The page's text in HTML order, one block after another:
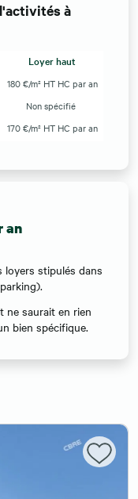
à
Loyer haut
180 €/m² HT HC par an
Non spécifié
170 €/m² HT HC par an
an
stipulés dans
ne saurait en rien
bien spécifique.